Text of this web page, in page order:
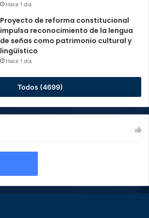
Hace 1 día
Proyecto de reforma constitucional
impulsa reconocimiento de la lengua
de señas como patrimonio cultural y
lingüístico
Hace 1 día
Todos (4699)